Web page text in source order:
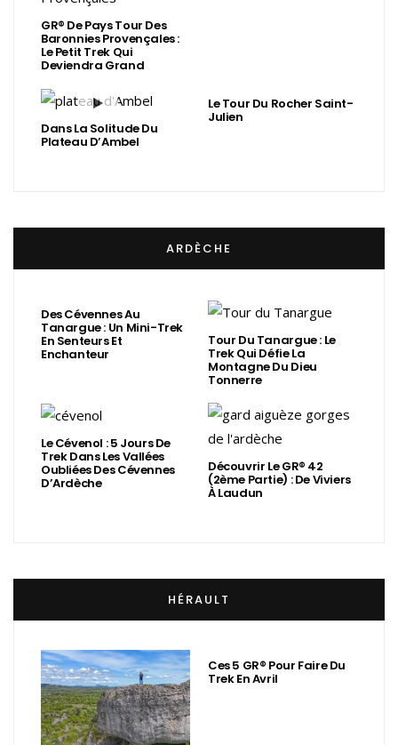
GR® De Pays Tour Des
Baronnies Provençales :
Le Petit Trek Qui
Deviendra Grand
Dans La Solitude Du
Plateau D’Ambel
Le Tour Du Rocher Saint-
Julien
ARDÈCHE
Des Cévennes Au
Tanargue : Un Mini-Trek
En Senteurs Et
Enchanteur
Tour Du Tanargue : Le
Trek Qui Défie La
Montagne Du Dieu
Tonnerre
Le Cévenol : 5 Jours De
Trek Dans Les Vallées
Oubliées Des Cévennes
D’Ardèche
Découvrir Le GR® 42
(2ème Partie) : De Viviers
À Laudun
HÉRAULT
Ces 5 GR® Pour Faire Du
Trek En Avril